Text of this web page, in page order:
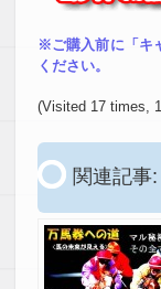
※ご購入前に「キ
ください。
(Visited 17 times,
関連記事: